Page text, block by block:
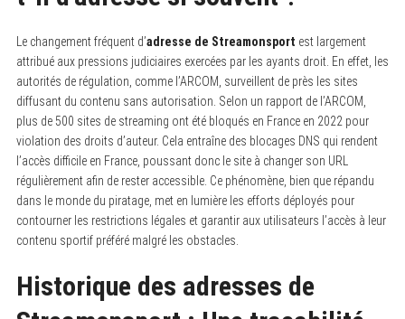
Le changement fréquent d’adresse de Streamonsport est largement
attribué aux pressions judiciaires exercées par les ayants droit. En effet, les
autorités de régulation, comme l’ARCOM, surveillent de près les sites
diffusant du contenu sans autorisation. Selon un rapport de l’ARCOM,
plus de 500 sites de streaming ont été bloqués en France en 2022 pour
violation des droits d’auteur. Cela entraîne des blocages DNS qui rendent
l’accès difficile en France, poussant donc le site à changer son URL
régulièrement afin de rester accessible. Ce phénomène, bien que répandu
dans le monde du piratage, met en lumière les efforts déployés pour
contourner les restrictions légales et garantir aux utilisateurs l’accès à leur
contenu sportif préféré malgré les obstacles.
Historique des adresses de